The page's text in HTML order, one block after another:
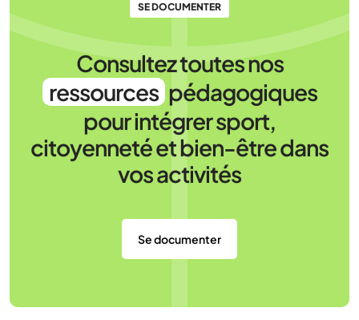
SE DOCUMENTER
Consultez toutes nos
ressources pédagogiques
pour intégrer sport,
citoyenneté et bien-être dans
vos activités
Se documenter